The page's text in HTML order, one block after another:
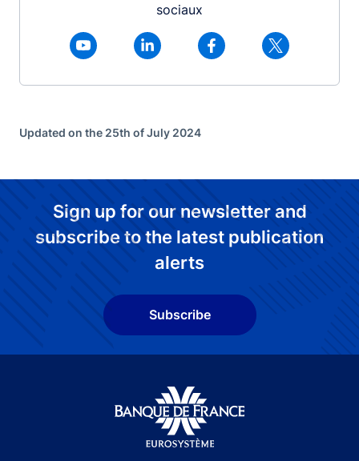
sociaux
Updated on the 25th of July 2024
Sign up for our newsletter and
subscribe to the latest publication
alerts
Subscribe